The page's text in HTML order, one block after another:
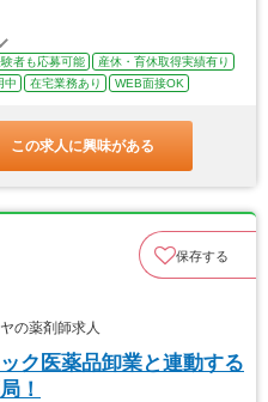
者も応募可能
産休・育休取得実績有り
中 在宅業務あり WEB面接OK
この求人に興味がある
保存する
の薬剤師求人
ク医薬品卸業と連動する
！